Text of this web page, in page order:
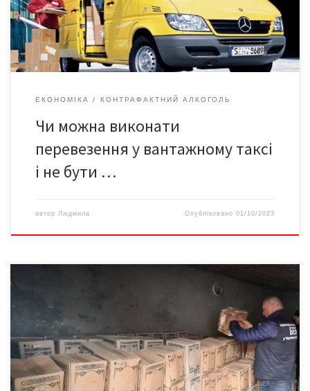
Купивши необхідні товар онлайн, немає сенсу їхати в магазин,
або склад для того, щоби бути присутнім при […]
ЕКОНОМІКА КОНТРАФАКТНИЙ АЛКОГОЛЬ
Чи можна виконати
перевезення у вантажному таксі
і не бути …
автор Людмила Опубліковано01/10/2023
Детективи територіального управління Бюро економічної
безпеки (БЕБ) у Чернівецькій області вилучили з незаконного
обігу контрафактні алкогольні напої. Продукцію реалізовували
без марок акцизного податку. Встановлено місце накопичення
контрафактної продукції. Фігурант продавав алкоголь на
ринку та через сайти оголошень, відправляв горілку службами
доставки. Співробітниками територіального управління